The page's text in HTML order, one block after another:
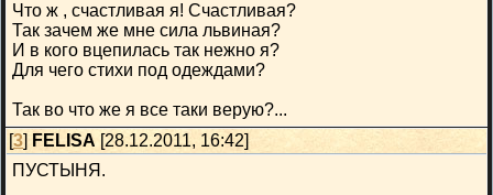
Что ж , счастливая я! Счастливая?
Так зачем же мне сила львиная?
И в кого вцепилась так нежно я?
Для чего стихи под одеждами?
Так во что же я все таки верую?...
[3] FELISA [28.12.2011, 16:42]
ПУСТЫНЯ.